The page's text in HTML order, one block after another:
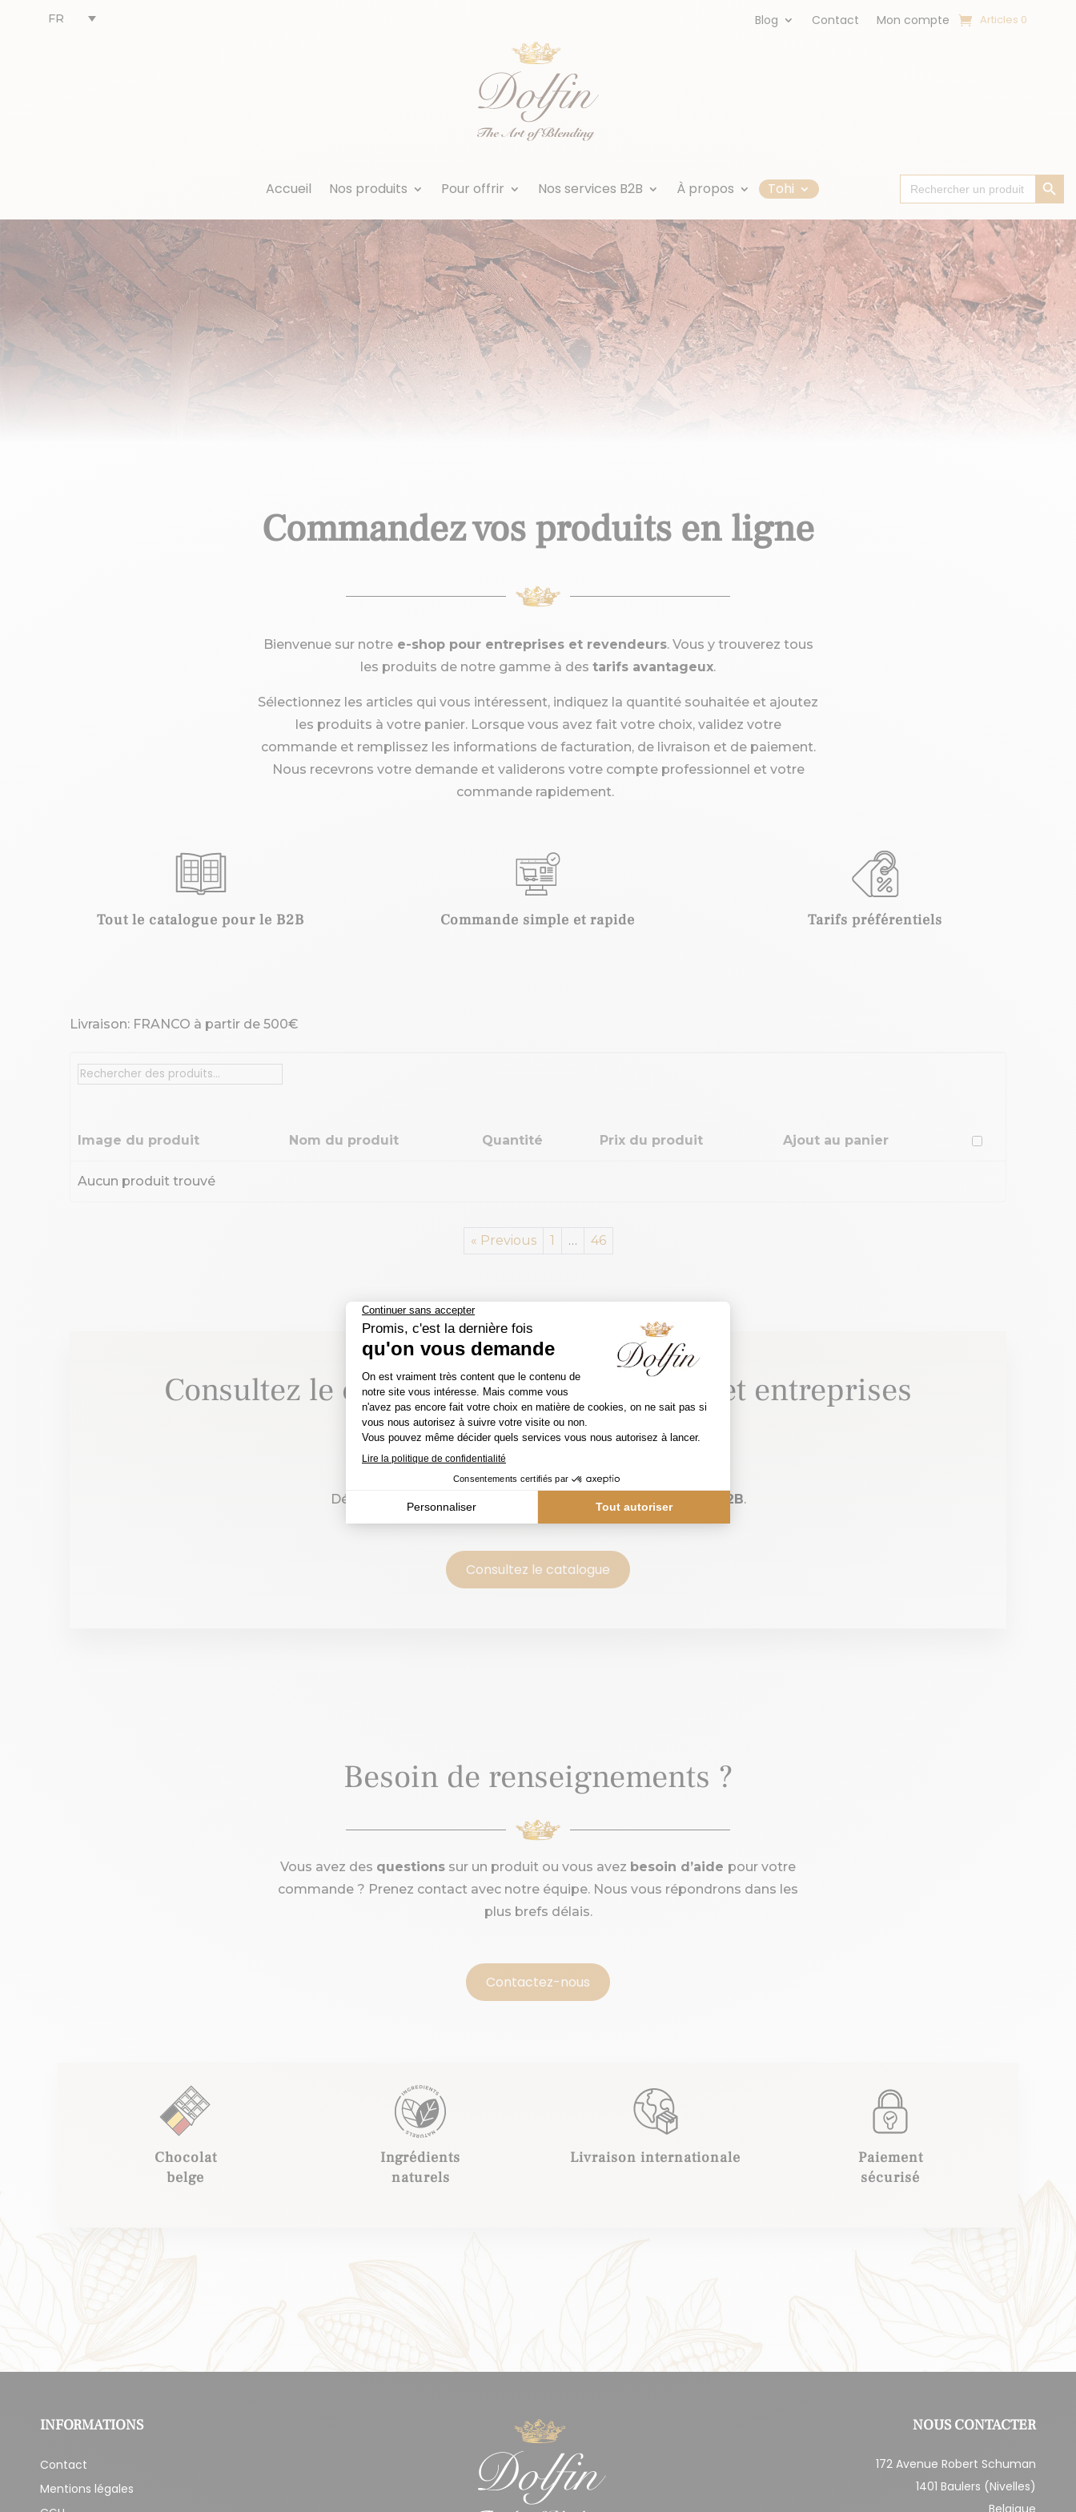
FR Blog Contact Mon compte Articles 0
Accueil Nos produits Pour offrir Nos services B2B À propos Tohi
Search
for:
Search Button
Commandez vos produits en ligne
Bienvenue sur notree-shop pour entreprises et revendeurs. Vous y trouverez tous
les produits de notre gamme à des tarifs avantageux.
Sélectionnez les articles qui vous intéressent, indiquez la quantité souhaitée et ajoutez
les produits à votre panier. Lorsque vous avez fait votre choix, validez votre
commande et remplissez les informations de facturation, de livraison et de paiement.
Nous recevrons votre demande et validerons votre compte professionnel et votre
commande rapidement.
Tout le catalogue pour le B2B Commande simple etrapide Tarifs préférentiels
Livraison: FRANCO à partir de 500€
Image du produit Nom du produit Quantité Prix du produit Ajout au panier
Aucun produit trouvé
« Previous 1 … 46
Consultez le catalogue pour revendeurs et entreprises
Découvrez tous les produits Dolfin dans notre catalogue B2B.
Consultez le catalogue
Besoin de renseignements ?
Vous avez des questions sur un produit ou vous avez besoin d’aide pour votre
commande ? Prenez contact avec notre équipe. Nous vous répondrons dans les
plus brefs délais.
Contactez-nous
Chocolat
belge
Ingrédients
naturels
Livraison internationale
Paiement
sécurisé
INFORMATIONS
Contact
Mentions légales
NOUS CONTACTER
172 Avenue Robert Schuman
1401 Baulers (Nivelles)